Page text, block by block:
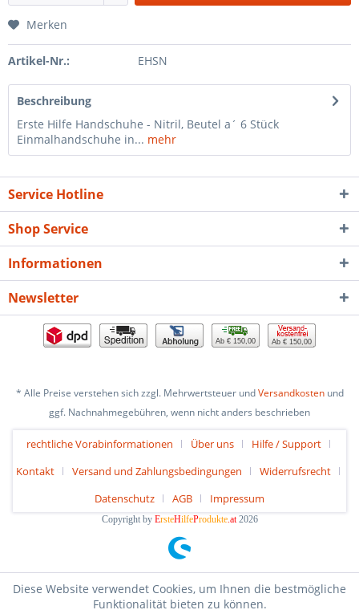
Merken
Artikel-Nr.: EHSN
Beschreibung
Erste Hilfe Handschuhe - Nitril, Beutel a´ 6 Stück
Einmalhandschuhe in... mehr
Service Hotline
Shop Service
Informationen
Newsletter
Ab € 150,00 Ab € 150,00
* Alle Preise verstehen sich zzgl. Mehrwertsteuer undVersandkostenund
ggf. Nachnahmegebühren, wenn nicht anders beschrieben
rechtliche Vorabinformationen Über uns
Hilfe / Support
Kontakt
Versand und Zahlungsbedingungen
Widerrufsrecht
Datenschutz
AGB Impressum
Copyright by ErsteHilfeProdukte.at2026
Diese Website verwendet Cookies, um Ihnen die bestmögliche
Funktionalität bieten zu können.